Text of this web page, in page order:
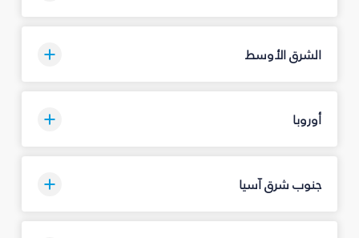
الشرق الأوسط
أوروبا
جنوب شرق آسيا